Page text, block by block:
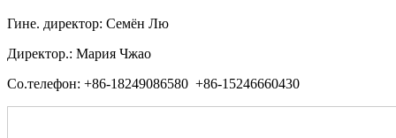
Гине. директор: Семён Лю
Директор.: Мария Чжао
Со.телефон: +86-18249086580 +86-15246660430